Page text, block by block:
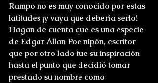
Rampo no es muy conocido por estas
latitudes ¡y vaya que debería serlo!
Hagan de cuenta que es una especie
de Edgar Allan Poe nipón, escritor
que por otro lado fue su inspiración
hasta el punto que decidió tomar
prestado su nombre como